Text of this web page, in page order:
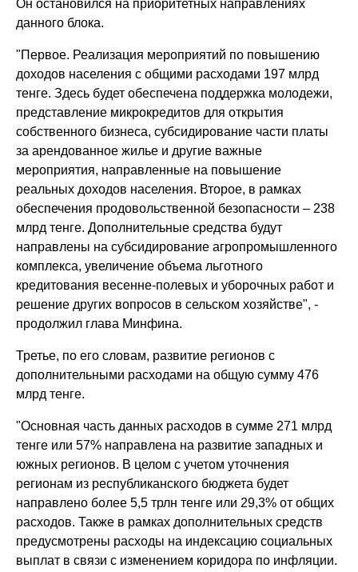
Он остановился на приоритетных направлениях
данного блока.
"Первое. Реализация мероприятий по повышению
доходов населения с общими расходами 197 млрд
тенге. Здесь будет обеспечена поддержка молодежи,
представление микрокредитов для открытия
собственного бизнеса, субсидирование части платы
за арендованное жилье и другие важные
мероприятия, направленные на повышение
реальных доходов населения. Второе, в рамках
обеспечения продовольственной безопасности – 238
млрд тенге. Дополнительные средства будут
направлены на субсидирование агропромышленного
комплекса, увеличение объема льготного
кредитования весенне-полевых и уборочных работ и
решение других вопросов в сельском хозяйстве", -
продолжил глава Минфина.
Третье, по его словам, развитие регионов с
дополнительными расходами на общую сумму 476
млрд тенге.
"Основная часть данных расходов в сумме 271 млрд
тенге или 57% направлена на развитие западных и
южных регионов. В целом с учетом уточнения
регионам из республиканского бюджета будет
направлено более 5,5 трлн тенге или 29,3% от общих
расходов. Также в рамках дополнительных средств
предусмотрены расходы на индексацию социальных
выплат в связи с изменением коридора по инфляции.